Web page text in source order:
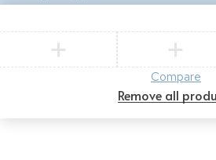
Compare
Remove all